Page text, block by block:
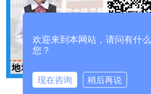
欢迎来到本网站，请问有什
您？
现在咨询 稍后再说